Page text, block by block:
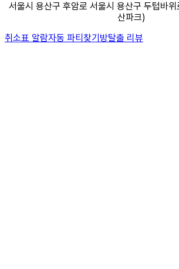
서울시 용산구 후암로 서울시 용산구 두텁바
산파크)
취소표 알람자동 파티찾기방탈출 리뷰